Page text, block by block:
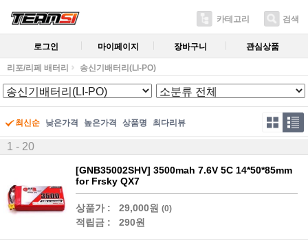
카테고리 검색
로그인 마이페이지 장바구니 관심상품
리포/리페 배터리 송신기배터리(LI-PO)
최신순 낮은가격 높은가격 상품명 최다리뷰
1 - 20
[GNB35002SHV] 3500mah 7.6V 5C 14*50*85mm
for Frsky QX7
상품가 : 29,000원 (0)
적립금 : 290원